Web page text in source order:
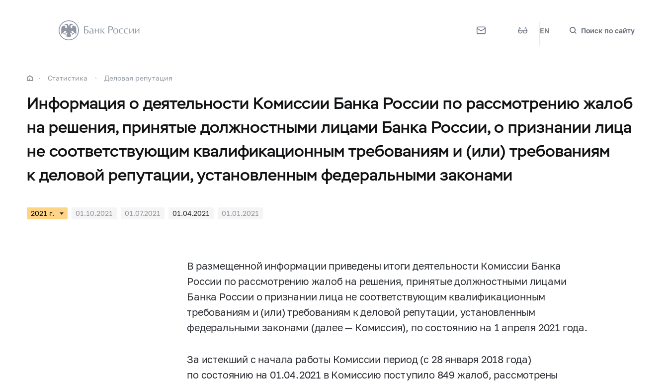
EN Поиск по сайту
Статистика Деловая репутация
Информация о деятельности Комиссии Банка России по рассмотрению жалоб
на решения, принятые должностными лицами Банка России, о признании лица
не соответствующим квалификационным требованиям и (или) требованиям
к деловой репутации, установленным федеральными законами
01.10.2021 01.07.2021 01.04.2021 01.01.2021
В размещенной информации приведены итоги деятельности Комиссии Банка
России по рассмотрению жалоб на решения, принятые должностными лицами
Банка России о признании лица не соответствующим квалификационным
требованиям и (или) требованиям к деловой репутации, установленным
федеральными законами (далее — Комиссия), по состоянию на 1 апреля 2021 года.
За истекший с начала работы Комиссии период (с 28 января 2018 года)
по состоянию на 01.04.2021 в Комиссию поступило 849 жалоб, рассмотрены